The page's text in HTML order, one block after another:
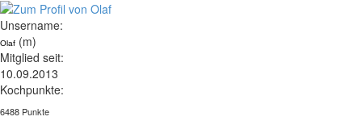
Unsername:
Olaf (m)
Mitglied seit:
10.09.2013
Kochpunkte:
6488 Punkte